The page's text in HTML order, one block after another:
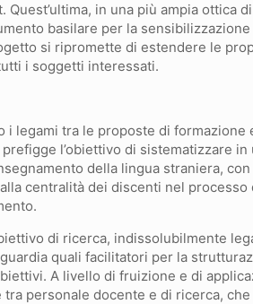
Quest’ultima, in una più ampia
basilare per la
si ripromette di estendere le
i soggetti interessati.
i legami tra le proposte di
prefigge l’obiettivo di sistematizzare
della lingua straniera,
centralità dei discenti nel
di ricerca, indissolubilmente
quali facilitatori per la
A livello di fruizione e di
personale docente e di ricerca,